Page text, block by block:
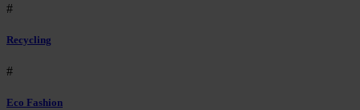
#
Recycling
#
Eco Fashion